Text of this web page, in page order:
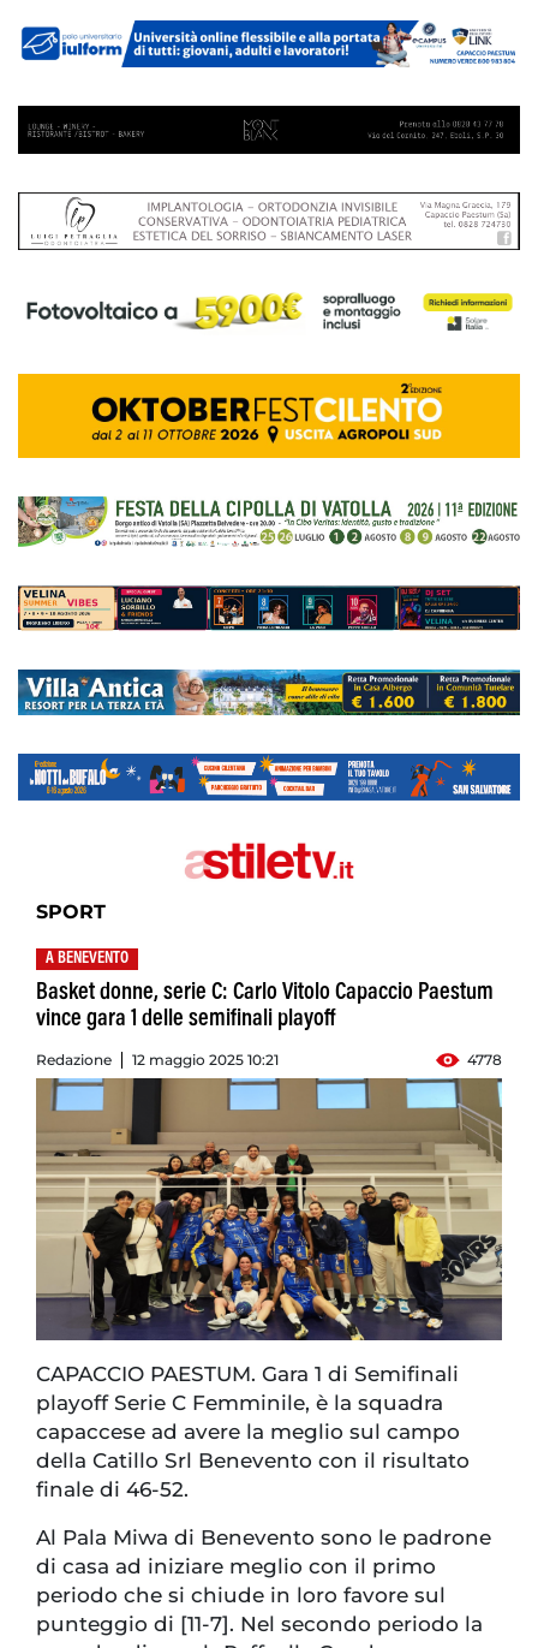
SPORT
A BENEVENTO
Basket donne, serie C: Carlo Vitolo Capaccio Paestum
vince gara 1 delle semifinali playoff
Redazione 12 maggio 2025 10:21 4778
CAPACCIO PAESTUM. Gara 1 di Semifinali
playoff Serie C Femminile, è la squadra
capaccese ad avere la meglio sul campo
della Catillo Srl Benevento con il risultato
finale di 46-52.
Al Pala Miwa di Benevento sono le padrone
di casa ad iniziare meglio con il primo
periodo che si chiude in loro favore sul
punteggio di [11-7]. Nel secondo periodo la